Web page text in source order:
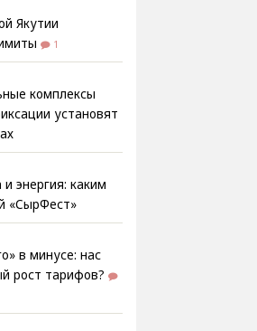
Якутии
1
комплексы
установят
энергия: каким
«СырФест»
в минусе: нас
рост тарифов?